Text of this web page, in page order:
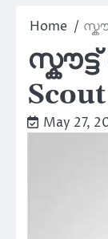
Home
May 27,